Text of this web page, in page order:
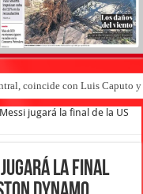
coincide con Luis Caputo
jugará la final de la US
jugará la final